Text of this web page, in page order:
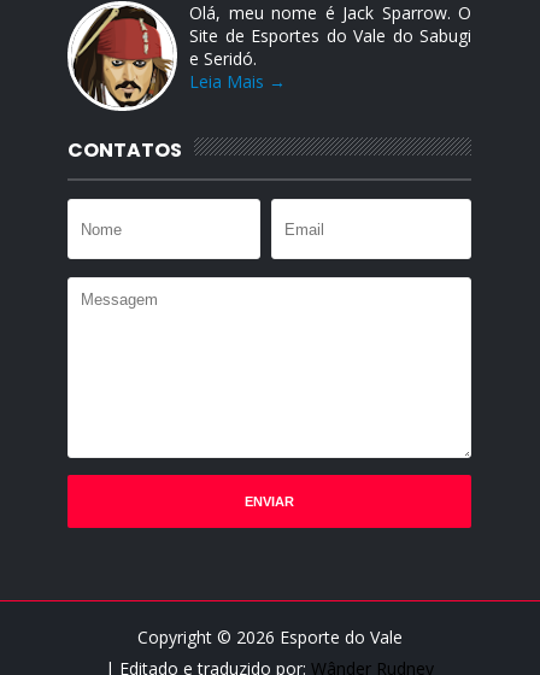
Olá, meu nome é Jack Sparrow. O
Site de Esportes do Vale do Sabugi
e Seridó.
Leia Mais →
CONTATOS
Copyright © 2026 Esporte do Vale
| Editado e traduzido por:Wânder Rudney